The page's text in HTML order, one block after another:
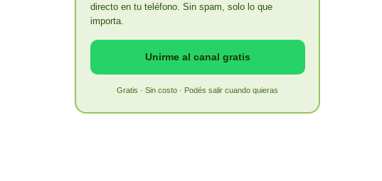
directo en tu teléfono. Sin spam, solo lo que
importa.
Unirme al canal gratis
Gratis · Sin costo · Podés salir cuando quieras